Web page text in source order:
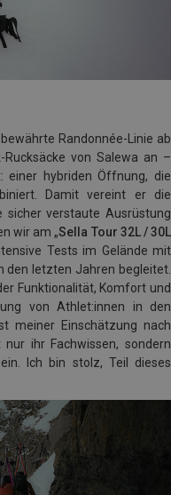
Randonnée-Linie ab
von Salewa an –
einer hybriden Öffnung, die
Damit vereint er die
verstaute Ausrüstung
wir am „Sella Tour 32L / 30L
Tests im Gelände mit
den letzten Jahren begleitet.
Funktionalität, Komfort und
von Athlet:innen in den
meiner Einschätzung nach
ihr Fachwissen, sondern
Ich bin stolz, Teil dieses